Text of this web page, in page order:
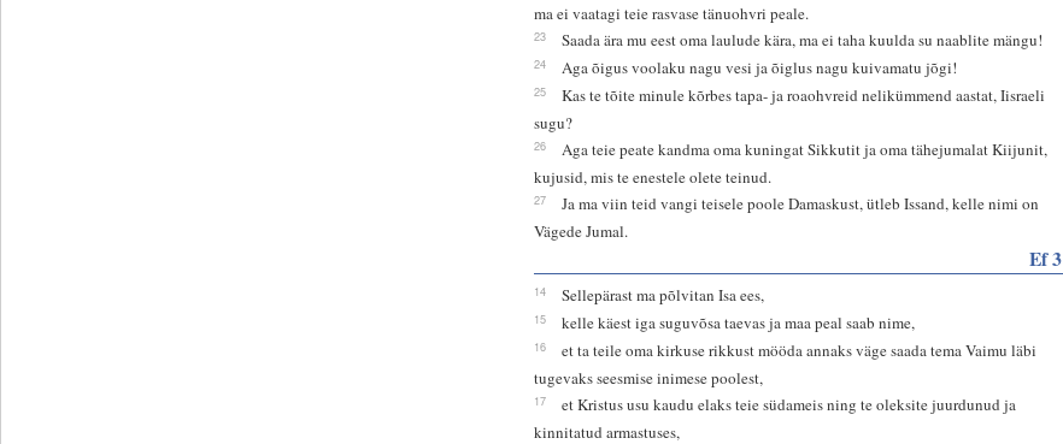
ma ei vaatagi teie rasvase tänuohvri peale.
23 Saada ära mu eest oma laulude kära, ma ei taha kuulda su naablite mängu!
24 Aga õigus voolaku nagu vesi ja õiglus nagu kuivamatu jõgi!
25
Kas te tõite minule kõrbes tapa- ja roaohvreid nelikümmend aastat, Iisraeli
sugu?
26
Aga teie peate kandma oma kuningat Sikkutit ja oma tähejumalat Kiijunit,
kujusid, mis te enestele olete teinud.
27
Ja ma viin teid vangi teisele poole Damaskust, ütleb Issand, kelle nimi on
Vägede Jumal.
Ef 3
14 Sellepärast ma põlvitan Isa ees,
15 kelle käest iga suguvõsa taevas ja maa peal saab nime,
16
et ta teile oma kirkuse rikkust mööda annaks väge saada tema Vaimu läbi
tugevaks seesmise inimese poolest,
17
et Kristus usu kaudu elaks teie südameis ning te oleksite juurdunud ja
kinnitatud armastuses,